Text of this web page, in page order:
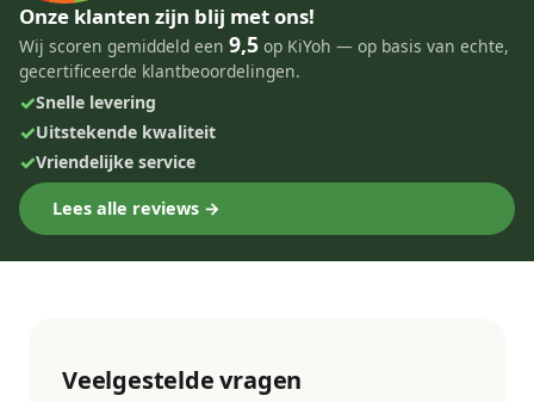
Onze klanten zijn blij met ons!
Wij scoren gemiddeld een 9,5 op KiYoh — op basis van echte,
gecertificeerde klantbeoordelingen.
✓Snelle levering
✓Uitstekende kwaliteit
✓Vriendelijke service
Lees alle reviews →
Veelgestelde vragen